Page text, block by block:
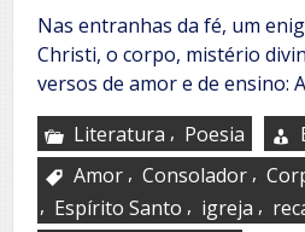
Nas entranhas da fé, um
Christi, o corpo, mistério
versos de amor e de ensino:
Literatura , Poesia
Amor , Consolador ,
, Espírito Santo , igreja ,